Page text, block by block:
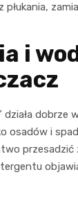
płukania,
i
działa
osadów i